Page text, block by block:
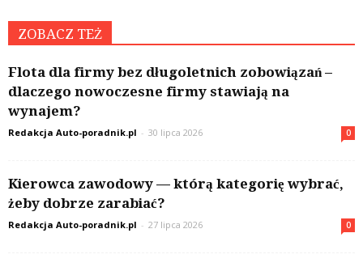
ZOBACZ TEŻ
Flota dla firmy bez długoletnich zobowiązań –
dlaczego nowoczesne firmy stawiają na
wynajem?
Redakcja Auto-poradnik.pl - 30 lipca 2026 0
Kierowca zawodowy — którą kategorię wybrać,
żeby dobrze zarabiać?
Redakcja Auto-poradnik.pl - 27 lipca 2026 0